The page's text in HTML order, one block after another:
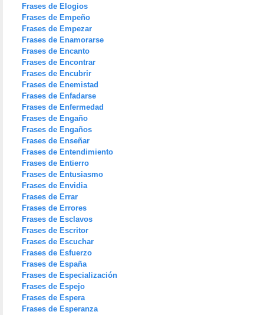
Frases de Elogios
Frases de Empeño
Frases de Empezar
Frases de Enamorarse
Frases de Encanto
Frases de Encontrar
Frases de Encubrir
Frases de Enemistad
Frases de Enfadarse
Frases de Enfermedad
Frases de Engaño
Frases de Engaños
Frases de Enseñar
Frases de Entendimiento
Frases de Entierro
Frases de Entusiasmo
Frases de Envidia
Frases de Errar
Frases de Errores
Frases de Esclavos
Frases de Escritor
Frases de Escuchar
Frases de Esfuerzo
Frases de España
Frases de Especialización
Frases de Espejo
Frases de Espera
Frases de Esperanza